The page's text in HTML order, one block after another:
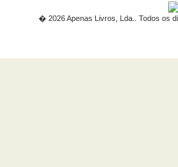
� 2026 Apenas Livros, Lda.. Todos os